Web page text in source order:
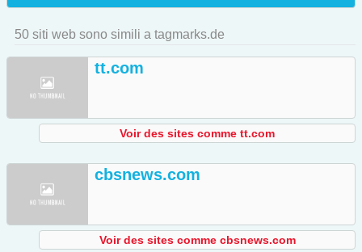
50 siti web sono simili a tagmarks.de
tt.com
Voir des sites comme tt.com
cbsnews.com
Voir des sites comme cbsnews.com